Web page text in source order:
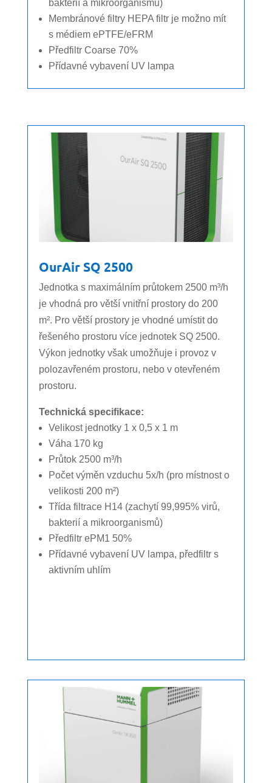
bakterií a mikroorganismů)
Membránové filtry HEPA filtr je možno mít
s médiem ePTFE/eFRM
Předfiltr Coarse 70%
Přídavné vybavení UV lampa
OurAir SQ 2500
Jednotka s maximálním průtokem 2500 m³/h
je vhodná pro větší vnitřní prostory do 200
m². Pro větší prostory je vhodné umístit do
řešeného prostoru více jednotek SQ 2500.
Výkon jednotky však umožňuje i provoz v
polozavřeném prostoru, nebo v otevřeném
prostoru.
Technická specifikace:
Velikost jednotky 1 x 0,5 x 1 m
Váha 170 kg
Průtok 2500 m³/h
Počet výměn vzduchu 5x/h (pro místnost o
velikosti 200 m²)
Třída filtrace H14 (zachytí 99,995% virů,
bakterií a mikroorganismů)
Předfiltr ePM1 50%
Přídavné vybavení UV lampa, předfiltr s
aktivním uhlím